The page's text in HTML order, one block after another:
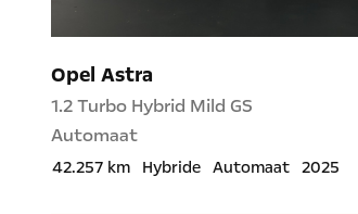
Opel Astra
1.2 Turbo Hybrid Mild GS
Automaat
42.257 km Hybride Automaat 2025